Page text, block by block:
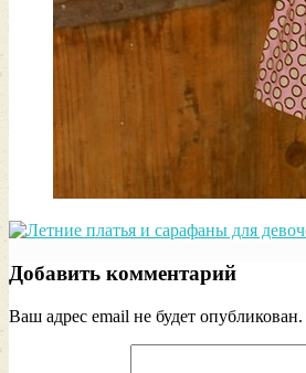
Добавить комментарий
Ваш адрес email не будет опубликован.